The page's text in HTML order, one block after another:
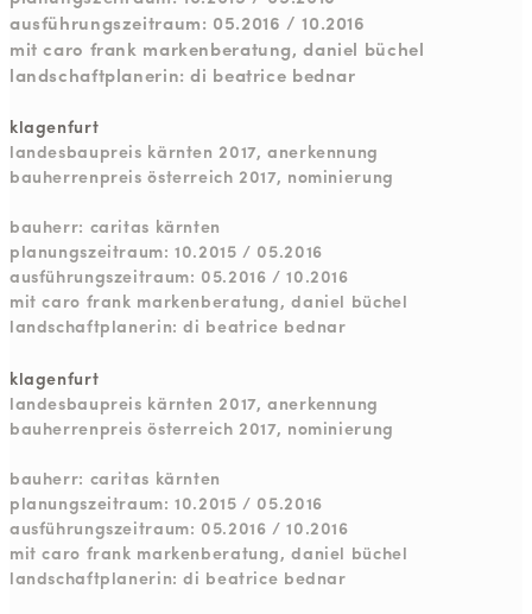
ausführungszeitraum: 05.2016 / 10.2016
mit caro frank markenberatung, daniel büchel
landschaftplanerin: di beatrice bednar
klagenfurt
landesbaupreis kärnten 2017, anerkennung
bauherrenpreis österreich 2017, nominierung
bauherr: caritas kärnten
planungszeitraum: 10.2015 / 05.2016
ausführungszeitraum: 05.2016 / 10.2016
mit caro frank markenberatung, daniel büchel
landschaftplanerin: di beatrice bednar
klagenfurt
landesbaupreis kärnten 2017, anerkennung
bauherrenpreis österreich 2017, nominierung
bauherr: caritas kärnten
planungszeitraum: 10.2015 / 05.2016
ausführungszeitraum: 05.2016 / 10.2016
mit caro frank markenberatung, daniel büchel
landschaftplanerin: di beatrice bednar